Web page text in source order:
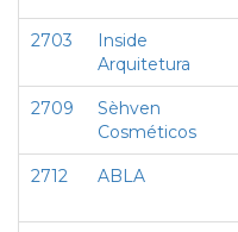
2703
Inside
Arquitetura
2709
Sèhven
Cosméticos
2712 ABLA